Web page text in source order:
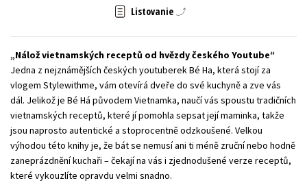
Učebnice
Zdravie a životný štýl
Všetky tituly
Listovanie
Nálož vietnamských receptů od hvězdy českého Youtube
Jedna z nejznámějších českých youtuberek Bé Ha, která stojí za
vlogem Stylewithme, vám otevírá dveře do své kuchyně a zve vás
dál. Jelikož je Bé Há původem Vietnamka, naučí vás spoustu tradičních
vietnamských receptů, které jí pomohla sepsat její maminka, takže
jsou naprosto autentické a stoprocentně odzkoušené. Velkou
výhodou této knihy je, že bát se nemusí ani ti méně zruční nebo hodně
zaneprázdnění kuchaři – čekají na vás i zjednodušené verze receptů,
které vykouzlíte opravdu velmi snadno.